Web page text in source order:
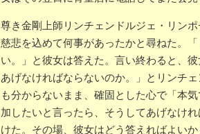
尊き金剛上師リンチェンドルジェ・リン
慈悲を込めて何事があったかと尋ねた。
い。」と彼女は答えた。言い終わると、
あげなければならないのか。」とリンチ
も分からないまま、確固とした心で「本
加したいと言ったら、そうしてあげなけ
けた。その場、彼女はどう答えればよい